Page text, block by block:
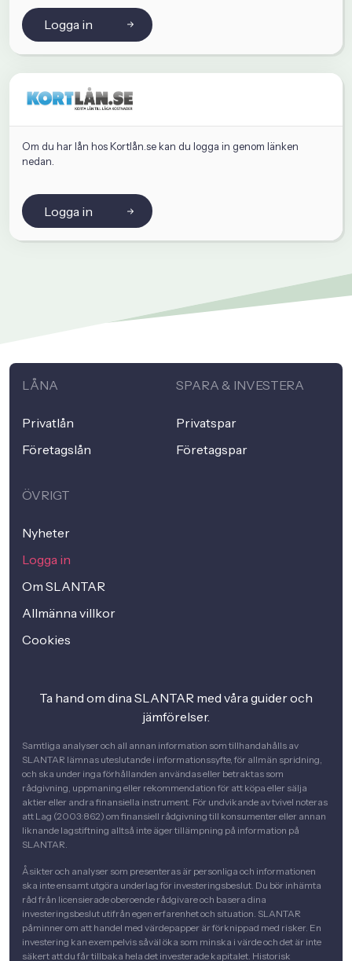
Logga in
Om du har lån hos Kortlån.se kan du logga in genom länken
nedan.
Logga in
LÅNA
Privatlån
Företagslån
SPARA & INVESTERA
Privatspar
Företagspar
ÖVRIGT
Nyheter
Logga in
Om SLANTAR
Allmänna villkor
Cookies
Ta hand om dina SLANTAR med våra guider och
jämförelser.
Samtliga analyser och all annan information som tillhandahålls av
SLANTAR lämnas uteslutande i informationssyfte, för allmän spridning,
och ska under inga förhållanden användas eller betraktas som
rådgivning, uppmaning eller rekommendation för att köpa eller sälja
aktier eller andra finansiella instrument. För undvikande av tvivel noteras
att Lag (2003:862) om finansiell rådgivning till konsumenter eller annan
liknande lagstiftning alltså inte äger tillämpning på information på
SLANTAR.
Åsikter och analyser som presenteras är personliga och informationen
ska inte ensamt utgöra underlag för investeringsbeslut. Du bör inhämta
råd från licensierade oberoende rådgivare och basera dina
investeringsbeslut utifrån egen erfarenhet och situation. SLANTAR
påminner om att handel med värdepapper är förknippad med risker. En
investering kan exempelvis såväl öka som minska i värde och det är inte
säkert att du får tillbaka hela det investerade kapitalet. Historisk